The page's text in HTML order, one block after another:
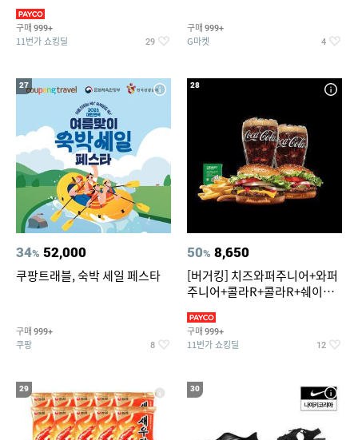
구매 999+
11번가 쇼킹딜 29
구매 999+
G마켓 4
27
34% 52,000
쿠팡트래블, 숙박 세일 페스타
구매 999+
쿠팡 8
28
50% 8,650
[버거킹] 치즈와퍼주니어+와퍼
주니어+콜라R+콜라R+쉐이킹
구매 999+
11번가 쇼킹딜 12
29 30